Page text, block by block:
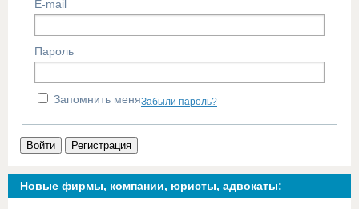
E-mail
Пароль
Запомнить меняЗабыли пароль?
Войти Регистрация
Новые фирмы, компании, юристы, адвокаты: